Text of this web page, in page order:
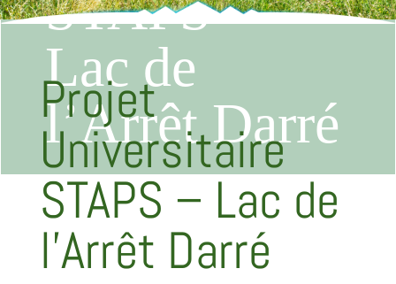
Lac de
l’Arrêt Darré
Projet
Universitaire
STAPS – Lac de
l’Arrêt Darré